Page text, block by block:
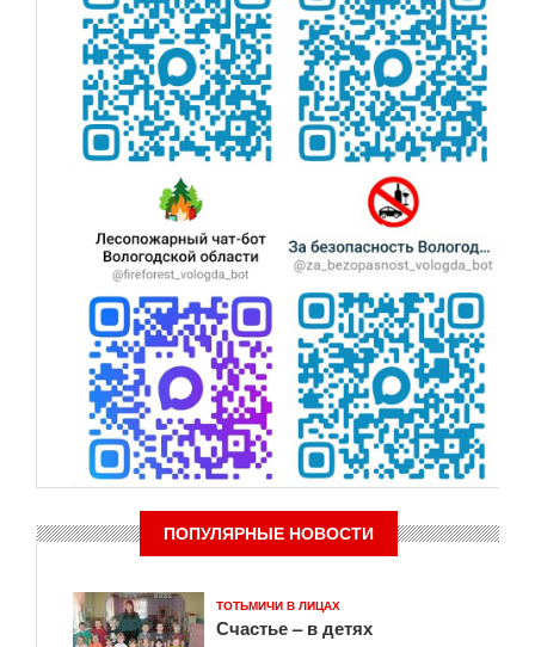
ПОПУЛЯРНЫЕ НОВОСТИ
ТОТЬМИЧИ В ЛИЦАХ
Счастье – в детях